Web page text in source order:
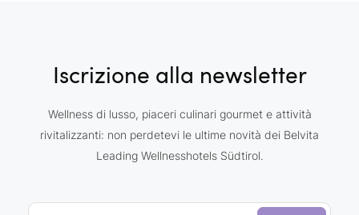
Iscrizione alla newsletter
Wellness di lusso, piaceri culinari gourmet e attività
rivitalizzanti: non perdetevi le ultime novità dei Belvita
Leading Wellnesshotels Südtirol.